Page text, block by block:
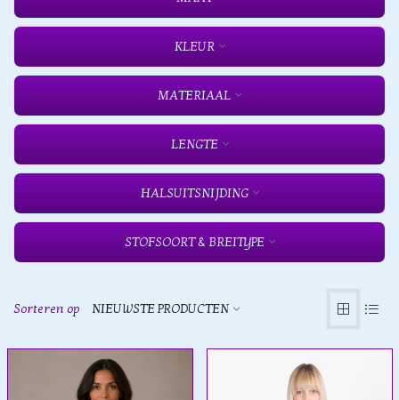
KLEUR
MATERIAAL
LENGTE
HALSUITSNIJDING
STOFSOORT & BREITYPE
Sorteren op NIEUWSTE PRODUCTEN